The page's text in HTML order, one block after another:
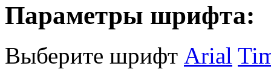
Параметры шрифта:
Выберите шрифт Arial